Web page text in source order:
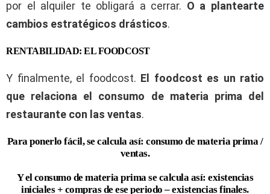
por el alquiler te obligará a cerrar. O a plantearte
cambios estratégicos drásticos.
RENTABILIDAD: EL FOODCOST
Y finalmente, el foodcost. El foodcost es un ratio
que relaciona el consumo de materia prima del
restaurante con las ventas.
Para ponerlo fácil, se calcula así: consumo de materia prima /
ventas.
Y el consumo de materia prima se calcula así: existencias
iniciales + compras de ese periodo – existencias finales.